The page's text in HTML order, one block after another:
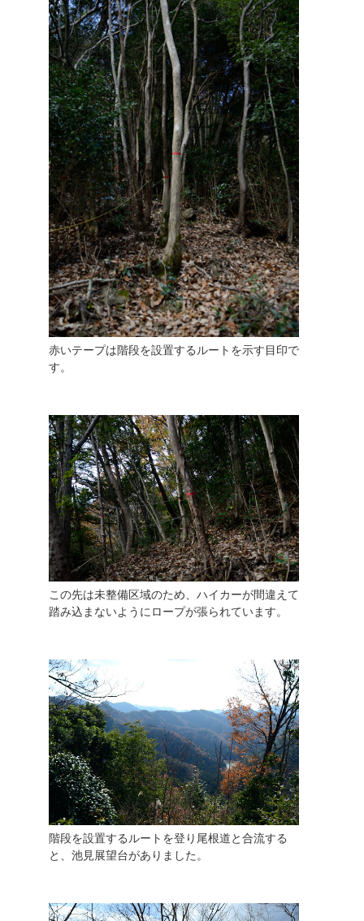
赤いテープは階段を設置するルートを示す目印で
す。
この先は未整備区域のため、ハイカーが間違えて
踏み込まないようにロープが張られています。
階段を設置するルートを登り尾根道と合流する
と、池見展望台がありました。